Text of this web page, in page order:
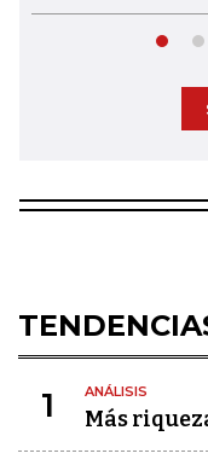
1 ANÁLISIS
Más